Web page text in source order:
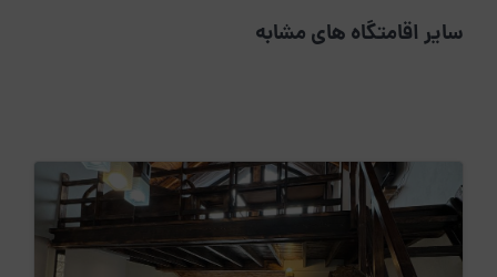
سایر اقامتگاه های مشابه